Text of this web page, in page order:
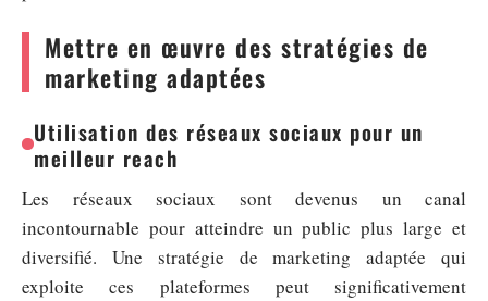
Mettre en œuvre des stratégies de
marketing adaptées
Utilisation des réseaux sociaux pour un
meilleur reach
Les réseaux sociaux sont devenus un canal
incontournable pour atteindre un public plus large et
diversifié. Une stratégie de marketing adaptée qui
exploite ces plateformes peut significativement